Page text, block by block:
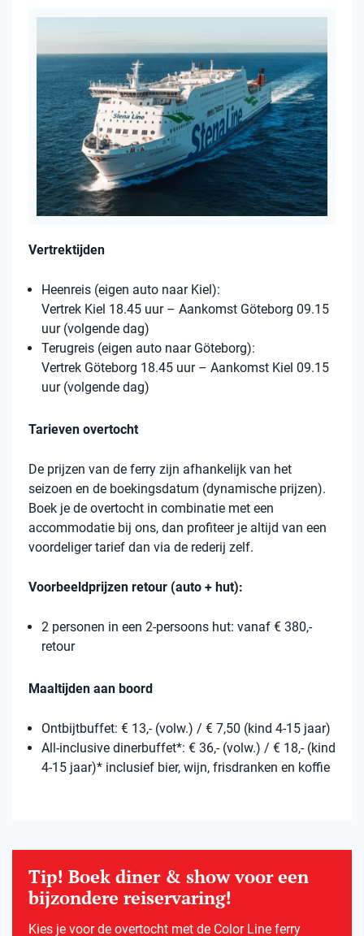
Vertrektijden
Heenreis (eigen auto naar Kiel):
Vertrek Kiel 18.45 uur – Aankomst Göteborg 09.15
uur (volgende dag)
Terugreis (eigen auto naar Göteborg):
Vertrek Göteborg 18.45 uur – Aankomst Kiel 09.15
uur (volgende dag)
Tarieven overtocht
De prijzen van de ferry zijn afhankelijk van het
seizoen en de boekingsdatum (dynamische prijzen).
Boek je de overtocht in combinatie met een
accommodatie bij ons, dan profiteer je altijd van een
voordeliger tarief dan via de rederij zelf.
Voorbeeldprijzen retour (auto + hut):
2 personen in een 2-persoons hut: vanaf € 380,-
retour
Maaltijden aan boord
Ontbijtbuffet: € 13,- (volw.) / € 7,50 (kind 4-15 jaar)
All-inclusive dinerbuffet*: € 36,- (volw.) / € 18,- (kind
4-15 jaar)* inclusief bier, wijn, frisdranken en koffie
Tip! Boek diner & show voor een
bijzondere reiservaring!
Kies je voor de overtocht met de Color Line ferry